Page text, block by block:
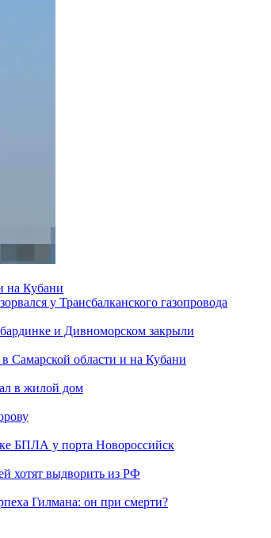
на Кубани
у Трансбалканского газопровода
и Дивноморском закрыли
Самарской области и на Кубани
в жилой дом
БПЛА у порта Новороссийск
хотят выдворить из РФ
Гилмана: он при смерти?